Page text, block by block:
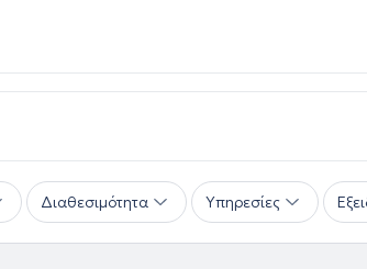
Διαθεσιμότητα Υπηρεσίες